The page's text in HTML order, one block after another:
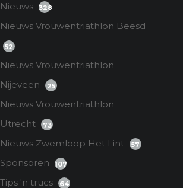
Nieuws 328
Nieuws Vrouwentriathlon Beesd
52
Nieuws Vrouwentriathlon
Nijeveen
25
Nieuws Vrouwentriathlon
Utrecht
73
Nieuws Zwemloop Het Lint 57
Sponsoren 107
Tips 'n trucs 64